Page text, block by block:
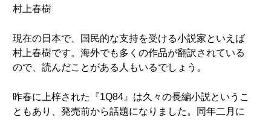
村上春樹
現在の日本で、国民的な支持を受ける小説家といえば
村上春樹です。海外でも多くの作品が翻訳されている
ので、読んだことがある人もいるでしょう。
昨春に上梓された『1Q84』は久々の長編小説というこ
ともあり、発売前から話題になりました。同年二月に